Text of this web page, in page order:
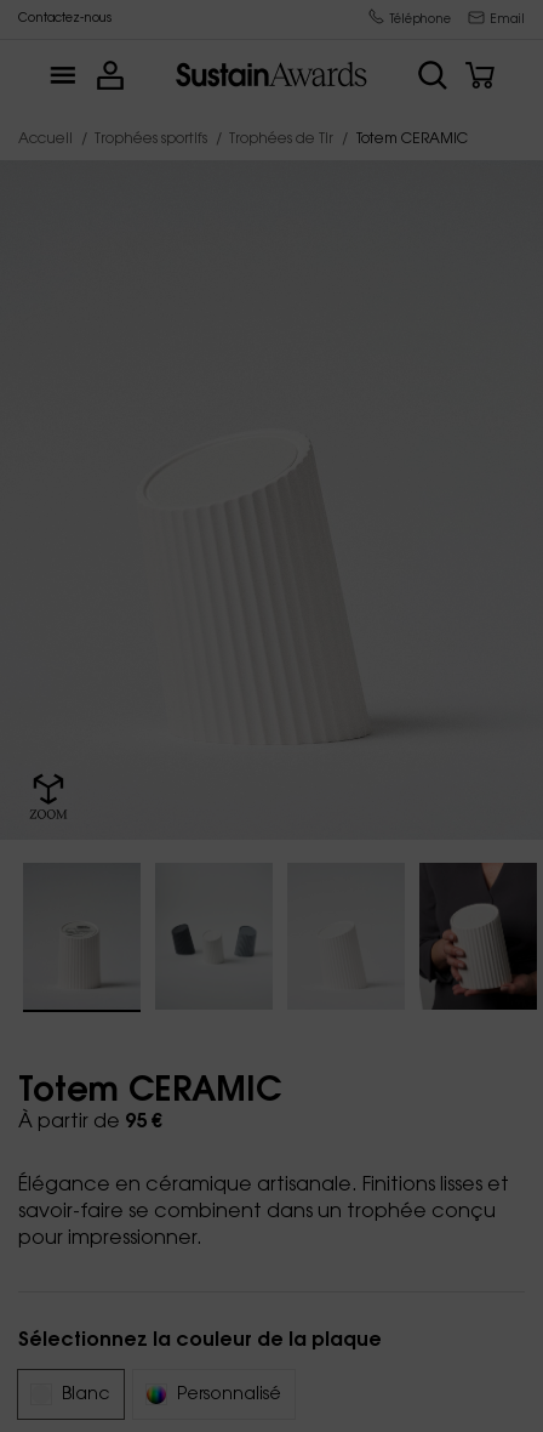
Contactez-nous
Fabricant de trophées depuis 2015 Téléphone Email
Accueil Trophées sportifs Trophées de Tir Totem CERAMIC
Totem CERAMIC
À partir de 95 €
Élégance en céramique artisanale. Finitions lisses et
savoir-faire se combinent dans un trophée conçu
pour impressionner.
Sélectionnez la couleur de la plaque
Blanc Personnalisé